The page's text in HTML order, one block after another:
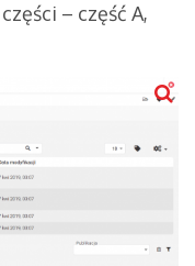
– część A,